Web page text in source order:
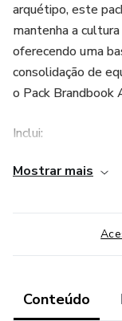
arquétipo, este
mantenha a
oferecendo uma
consolidação de
o Pack Brandbook
Inclui:
Arquivo em PDF
Bônus: Template
com textos
Cultura
Mostrar mais
Conteúdo